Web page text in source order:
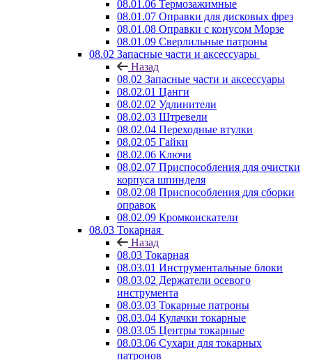
08.01.06 Термозажимные
08.01.07 Оправки для дисковых фрез
08.01.08 Оправки с конусом Морзе
08.01.09 Сверлильные патроны
08.02 Запасные части и аксессуары
Назад
08.02 Запасные части и аксессуары
08.02.01 Цанги
08.02.02 Удлинители
08.02.03 Штревели
08.02.04 Переходные втулки
08.02.05 Гайки
08.02.06 Ключи
08.02.07 Приспособления для очистки
корпуса шпинделя
08.02.08 Приспособления для сборки
оправок
08.02.09 Кромкоискатели
08.03 Токарная
Назад
08.03 Токарная
08.03.01 Инструментальные блоки
08.03.02 Держатели осевого
инструмента
08.03.03 Токарные патроны
08.03.04 Кулачки токарные
08.03.05 Центры токарные
08.03.06 Сухари для токарных
патронов